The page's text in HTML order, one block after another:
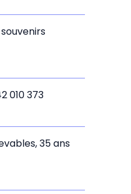
010 373
35 ans